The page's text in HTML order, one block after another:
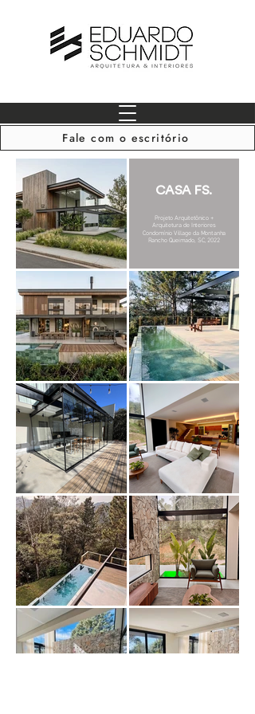
Fale com o escritório
CASA FS.
Projeto Arquitetônico+
Arquitetura de Interiores
Condomínio Village da Montanha
Rancho Queimado, SC, 2022